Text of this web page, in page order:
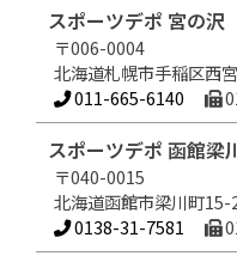
スポーツデポ 宮の沢
〒006-0004
北海道札幌市手稲区西
011-665-6140
スポーツデポ 函館梁
〒040-0015
北海道函館市梁川町15-
0138-31-7581